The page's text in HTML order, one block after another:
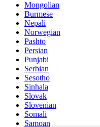
Mongolian
Burmese
Nepali
Norwegian
Pashto
Persian
Punjabi
Serbian
Sesotho
Sinhala
Slovak
Slovenian
Somali
Samoan